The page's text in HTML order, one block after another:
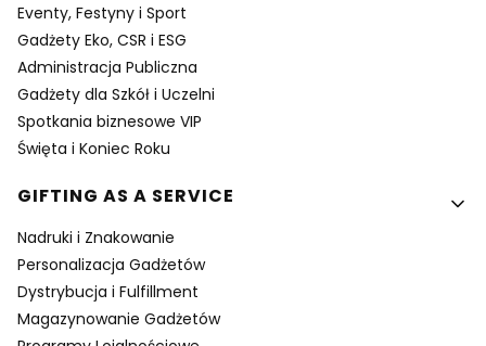
Eventy, Festyny i Sport
Gadżety Eko, CSR i ESG
Administracja Publiczna
Gadżety dla Szkół i Uczelni
Spotkania biznesowe VIP
Święta i Koniec Roku
GIFTING AS A SERVICE
Nadruki i Znakowanie
Personalizacja Gadżetów
Dystrybucja i Fulfillment
Magazynowanie Gadżetów